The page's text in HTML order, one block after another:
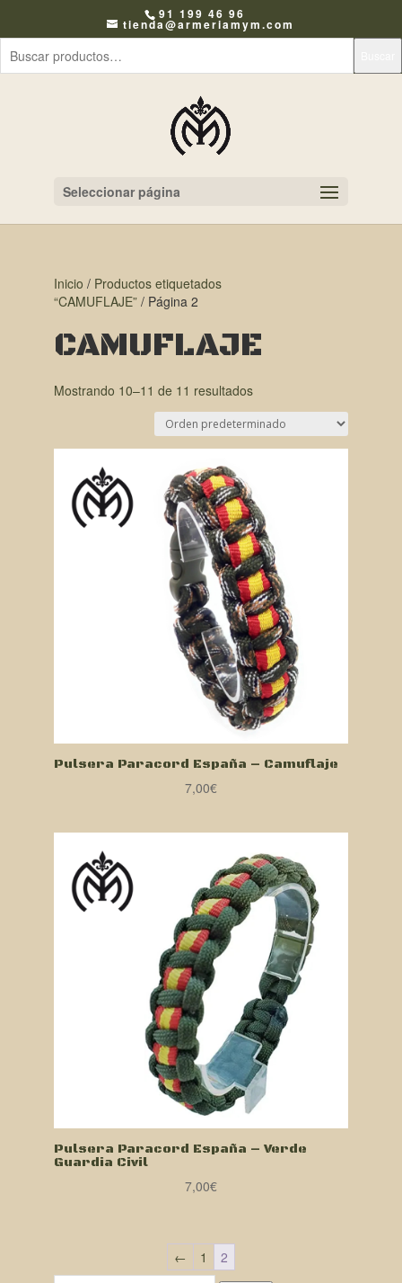
91 199 46 96
tienda@armeriamym.com
Seleccionar página
Inicio / Productos etiquetados
“CAMUFLAJE”/ Página 2
CAMUFLAJE
Mostrando 10–11 de 11 resultados
Pulsera Paracord España – Camuflaje
7,00€
Pulsera Paracord España – Verde
Guardia Civil
7,00€
← 1
2